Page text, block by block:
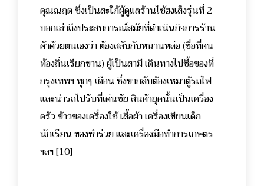
คุณณฤต ซึ่งเป็นสะใภ้ผู้ดูแลร้านไซ้ฮงเส็งรุ่นที่ 2
บอกเล่าถึงประสบการณ์สมัยที่ดำเนินกิจการร้าน
ค้าด้วยตนเองว่า ต้องสลับกับหนานหล่อ (ชื่อที่คน
ท้องถิ่นเรียกขาน) ผู้เป็นสามี เดินทางไปซื้อของที่
กรุงเทพฯ ทุกๆ เดือน ซึ่งขากลับต้องเหมาตู้รถไฟ
และนำรถไปรับที่เด่นชัย สินค้ายุคนั้นเป็นเครื่อง
ครัว ข้าวของเครื่องใช้ เสื้อผ้า เครื่องเขียนเด็ก
นักเรียน ของชำร่วย และเครื่องมือทำการเกษตร
ฯลฯ [10]